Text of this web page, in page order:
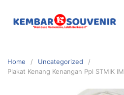
Home
Uncategorized
Plakat Kenang Kenangan Ppl STMIK IM